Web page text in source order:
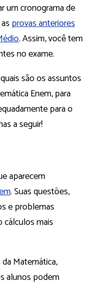
um cronograma de
provas anteriores
. Assim, você tem
no exame.
são os assuntos
Enem, para
para o
a seguir!
aparecem
. Suas questões,
e problemas
cálculos mais
Matemática,
alunos podem